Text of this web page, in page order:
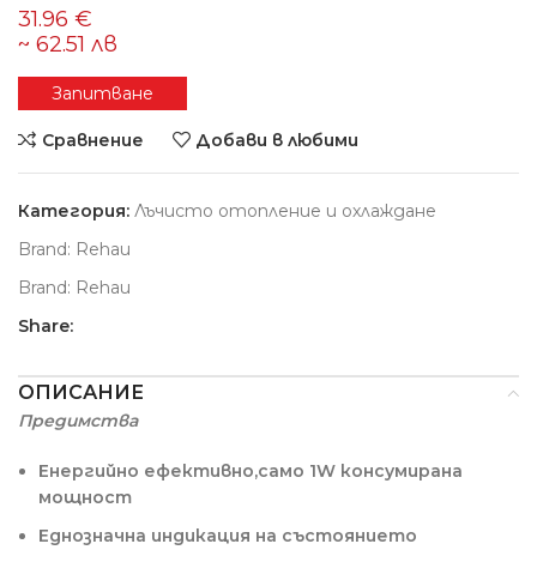
Запитване
Сравнение Добави в любими
Категория: Лъчисто отопление и охлаждане
Brand: Rehau
Brand: Rehau
Share:
ОПИСАНИЕ
Предимства
Енергийно ефективно,само 1W консумирана
мощност
Еднозначна индикация на състоянието